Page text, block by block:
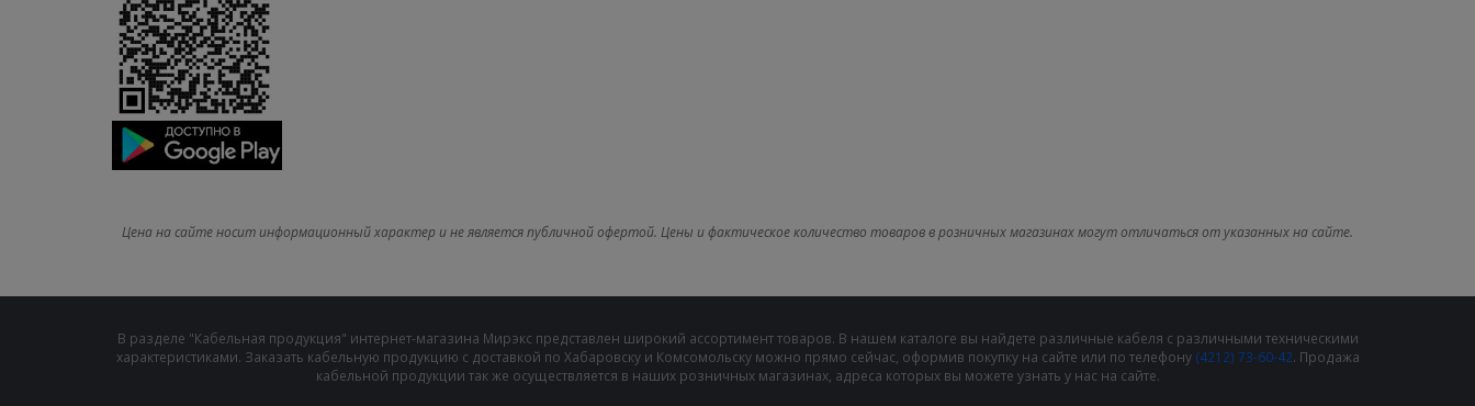
Цена на сайте носит информационный характер и не является публичной офертой. Цены и фактическое количество товаров в розничных магазинах могут отличаться от указанных на сайте.
В разделе "Кабельная продукция" интернет-магазина Мирэкс представлен широкий ассортимент товаров. В нашем каталоге вы найдете различные кабеля с различными техническими
характеристиками. Заказать кабельную продукцию с доставкой по Хабаровску и Комсомольску можно прямо сейчас, оформив покупку на сайте или по телефону (4212) 73-60-42. Продажа
кабельной продукции так же осуществляется в наших розничных магазинах, адреса которых вы можете узнать у нас на сайте.